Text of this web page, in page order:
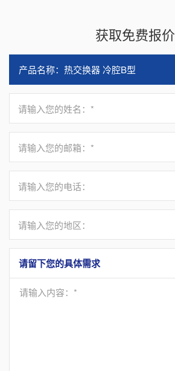
获取免费报价
请输入您的姓名：*
请输入您的邮箱：*
请输入您的电话：
请输入您的地区：
请留下您的具体需求
请输入内容：*